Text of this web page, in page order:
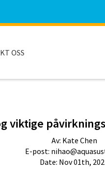
OSS
viktige
Av: Kate Chen
E-post:
Date: Nov 01th,